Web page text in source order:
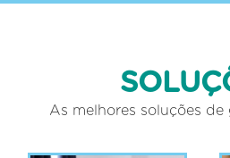
As melhores soluções de